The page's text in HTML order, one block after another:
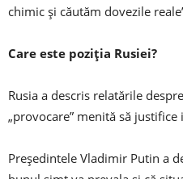
chimic și căutăm dovezile
Care este poziția Rusiei?
Rusia a descris relatările
„provocare” menită să
Președintele Vladimir Putin a